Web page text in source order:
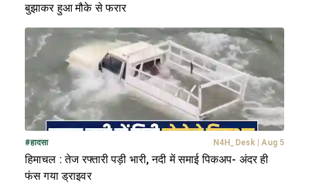
बुझाकर हुआ मौके से फरार
#हादसा N4H_Desk | Aug 5
हिमाचल : तेज रफ्तारी पड़ी भारी, नदी में समाई पिकअप- अंदर ही
फंस गया ड्राइवर